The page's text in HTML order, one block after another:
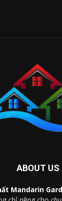
ABOUT US
Mandarin